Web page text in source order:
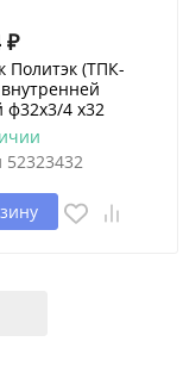
₽
Политэк (ТПК-
ф32х3/4 х32
52323432